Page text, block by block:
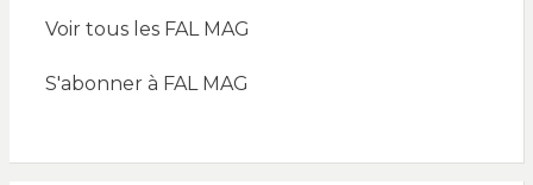
Voir tous les FAL MAG
S'abonner à FAL MAG